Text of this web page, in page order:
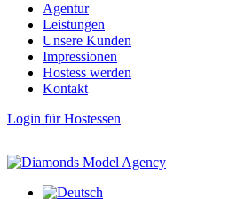
Agentur
Leistungen
Unsere Kunden
Impressionen
Hostess werden
Kontakt
Login für Hostessen